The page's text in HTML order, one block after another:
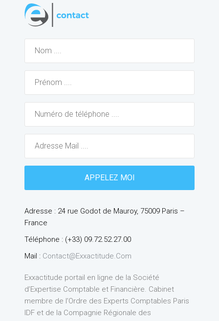
Adresse : 24 rue Godot de Mauroy, 75009 Paris –
France
Téléphone : (+33) 09.72.52.27.00
Mail : Contact@exxactitude.com
Exxactitude portail en ligne de la Société
d’Expertise Comptable et Financière. Cabinet
membre de l’Ordre des Experts Comptables Paris
IDF et de la Compagnie Régionale des